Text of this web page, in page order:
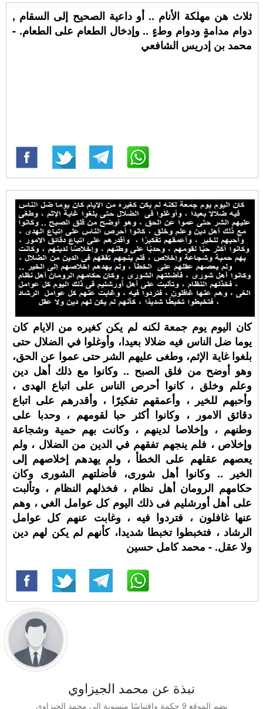
ثلاث هن مهلكة الأنام .. أو داعية الصحيح إلى السقام ,
دوام مدامةٍ ودوام وطءٍ .. وإدخال الطعام على الطعام. -
محمد بن إدريس الشافعي
كان اليوم يوم جمعة لكنه لم يكن كغيره من الايام كان
يوما ضل الناس فيه ضلالا بعيدا، وأوغلوا في الضلال حتى
بلغوا غاية الإثم، وطغى عليهم الشر حتى عموا عن الحق،
وهو أوضح من فلق الصبح .. وكانوا مع ذلك أهل دين
وعلم وخلق ، كانوا أحرص الناس على اتباع الهدى ،
وأحبهم للخير ، وأعمقهم تفكيرًا ، وأقدرهم على اتباع
دقائق الامور ، وكانوا أكثر حبا لقومهم ، وحدبا على
وطنهم ، وإخلاصا لدينهم ، وكانت بهم حمية وشجاعة
وإخلاص ، فلم ينجهم تفقهم في الدين من الضلال ، ولم
يعصهم عقلهم على الخطأ ، ولم يهدهم إخلاصهم إلى
الخير .. وكانوا أهل شورى، فأضلتهم الشورى وكان
حكامهم الرومان أهل نظام ، فخذلهم النظام ، وتألبت
على أهل أورشليم فى ذلك اليوم كل عوامل الغي ، وهم
عنها غافلون ، فتردوا فيه ، وغابت عنهم كل عوامل
الرشاد ، فتخبطوا تخبطا شديدا، كأنهم لم يكن لهم دين
ولا عقل. - محمد كامل حسين
نبذة عن محمد الجيزاوي
يضم الموقع 9 حكمة واقتباسًا منسوبة إلى محمد الجيزاوي